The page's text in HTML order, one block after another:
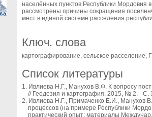
населённых пунктов Республики Мордовия
рассмотрены причины сокращения
мест в единой системе расселения
Ключ. слова
картографирование, сельское расселение,
Список литературы
Ивлиева Н.Г., Манухов В.Ф. К вопросу
// Геодезия и картография. 2015, № 2.– С.
Ивлиева Н.Г., Примаченко Е.И., Манухов
процессов (на примере Республики
практический опыт: материалы